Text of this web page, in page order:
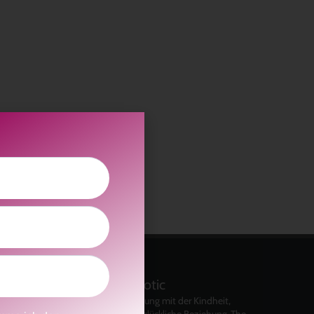
kolitscher.by.biotic
Selbstliebe, Aussöhnung mit der Kindheit,